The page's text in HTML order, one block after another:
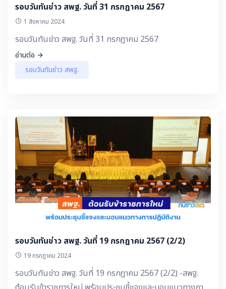
รอบวันทันข่าว สพฐ. วันที่ 31 กรกฎาคม 2567
1 สิงหาคม 2024
รอบวันทันข่าว สพฐ. วันที่ 31 กรกฎาคม 2567
อ่านต่อ
รอบวันทันข่าว สพฐ.
รอบวันทันข่าว สพฐ. วันที่ 19 กรกฎาคม 2567 (2/2)
19 กรกฎาคม 2024
รอบวันทันข่าว สพฐ. วันที่ 19 กรกฎาคม 2567 (2/2) -สพฐ.